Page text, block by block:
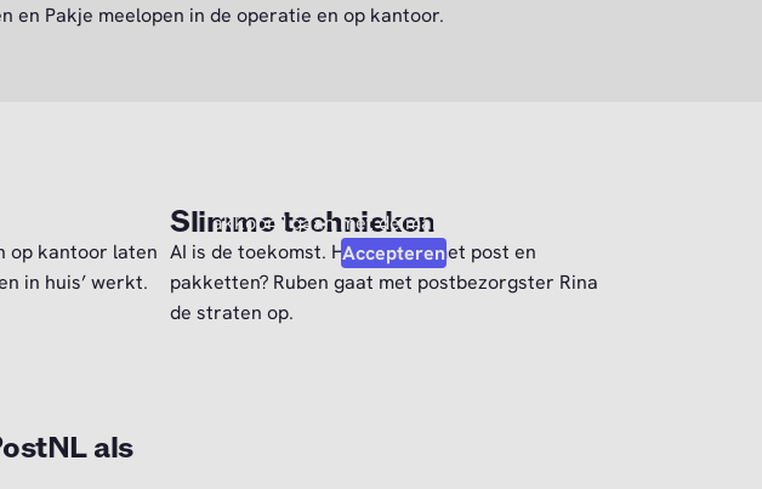
en Pakje meelopen in de operatie en op kantoor.
cookies.
op kantoor laten
in huis’ werkt.
akkoord gaan met de marketing cookies.
Accepteren
Slimme technieken
AI is de toekomst. Hoe zit dat met post en
pakketten? Ruben gaat met postbezorgster Rina
de straten op.
als